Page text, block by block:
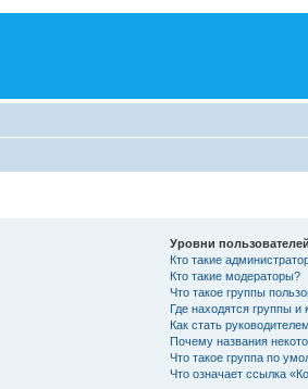
Уровни
Кто такие
Кто такие модераторы?
Что такое группы
Где находятся группы и
Как стать
Почему названия
Что такое группа по
Что означает ссылка